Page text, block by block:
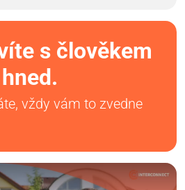
s člověkem
vždy vám to zvedne